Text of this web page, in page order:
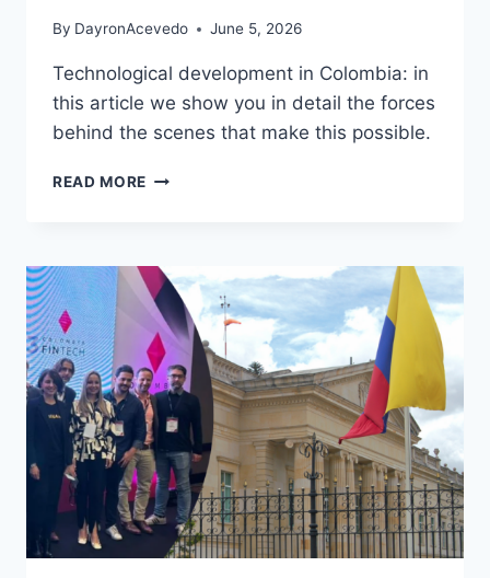
By DayronAcevedo June 5, 2026
Technological development in Colombia: in
this article we show you in detail the forces
behind the scenes that make this possible.
READ MORE